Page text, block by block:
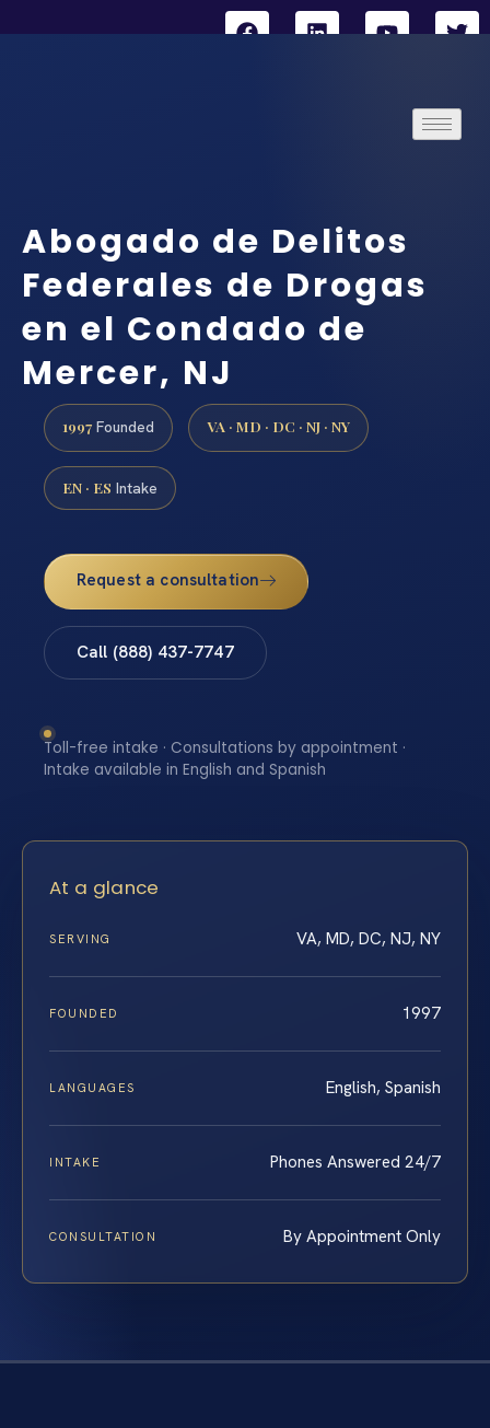
Abogado de Delitos
Federales de Drogas
en el Condado de
Mercer, NJ
1997 Founded VA · MD · DC · NJ · NY
EN · ES Intake
Request a consultation
Call (888) 437-7747
Toll-free intake · Consultations by appointment ·
Intake available in English and Spanish
At a glance
SERVING VA, MD, DC, NJ, NY
FOUNDED 1997
LANGUAGES English, Spanish
INTAKE Phones Answered 24/7
CONSULTATION By Appointment Only